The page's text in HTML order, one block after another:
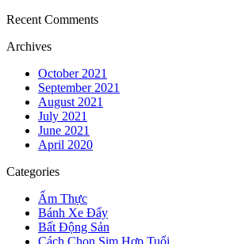
Recent Comments
Archives
October 2021
September 2021
August 2021
July 2021
June 2021
April 2020
Categories
Ẩm Thực
Bánh Xe Đẩy
Bất Động Sản
Cách Chọn Sim Hợp Tuổi